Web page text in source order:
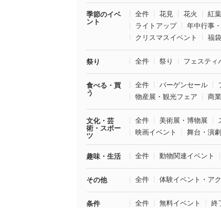
季節のイベ
ント
全件 花見 花火
紅葉
ライトアップ
年中行事
クリスマスイベント
福
祭り 全件 祭り フェスティ
食べる・買
う
全件 バーゲンセール
物産展・観光フェア
商
文化・芸
術・スポー
ツ
全件 美術展・博物展
映画イベント
舞台・演劇
趣味・生活 全件 動物関連イベント
その他 全件 体験イベント・ア
条件 全件 無料イベント 終